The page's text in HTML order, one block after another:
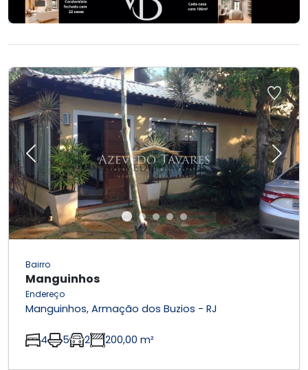
Previous Next
Bairro
Manguinhos
Endereço
Manguinhos, Armação dos Buzios - RJ
4 5 2 200,00 m²